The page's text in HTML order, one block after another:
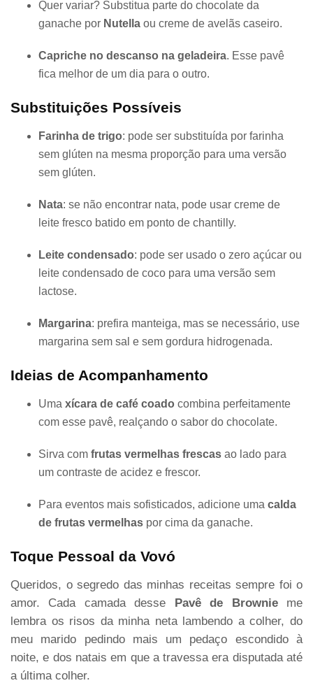
Quer variar? Substitua parte do chocolate da
ganache por Nutella ou creme de avelãs caseiro.
Capriche no descanso na geladeira. Esse pavê
fica melhor de um dia para o outro.
Substituições Possíveis
Farinha de trigo: pode ser substituída por farinha
sem glúten na mesma proporção para uma versão
sem glúten.
Nata: se não encontrar nata, pode usar creme de
leite fresco batido em ponto de chantilly.
Leite condensado: pode ser usado o zero açúcar ou
leite condensado de coco para uma versão sem
lactose.
Margarina: prefira manteiga, mas se necessário, use
margarina sem sal e sem gordura hidrogenada.
Ideias de Acompanhamento
Uma xícara de café coado combina perfeitamente
com esse pavê, realçando o sabor do chocolate.
Sirva com frutas vermelhas frescas ao lado para
um contraste de acidez e frescor.
Para eventos mais sofisticados, adicione uma calda
de frutas vermelhas por cima da ganache.
Toque Pessoal da Vovó
Queridos, o segredo das minhas receitas sempre foi o
amor. Cada camada desse Pavê de Brownieme
lembra os risos da minha neta lambendo a colher, do
meu marido pedindo mais um pedaço escondido à
noite, e dos natais em que a travessa era disputada até
a última colher.